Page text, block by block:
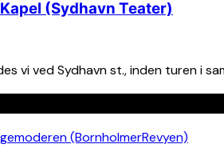
(Sydhavn Teater)
vi ved Sydhavn st., inden turen i